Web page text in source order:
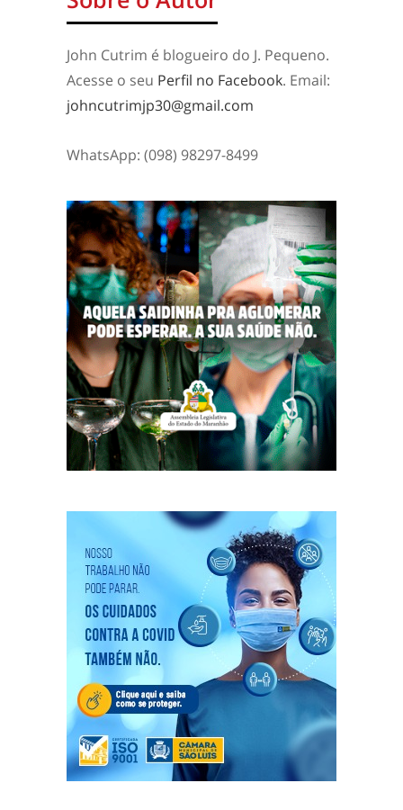
John Cutrim é blogueiro do J. Pequeno.
Acesse o seu Perfil no Facebook. Email:
johncutrimjp30@gmail.com
WhatsApp: (098) 98297-8499